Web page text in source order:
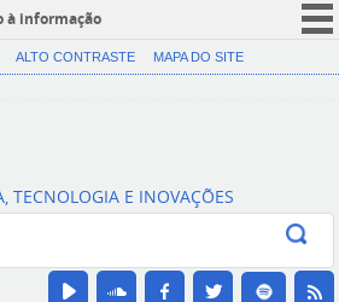
à informação
CORONAVÍRUS (COVID-19)
Canais
ALTO CONTRASTE MAPA DO SITE
TECNOLOGIA E INOVAÇÕES